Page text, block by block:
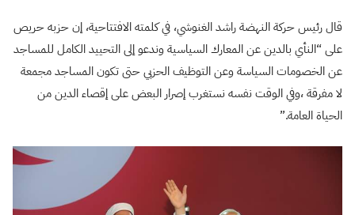
قال رئيس حركةالنهضة راشد الغنوشي، في كلمته الافتتاحية، إن حزبه حريص
على“النأي بالدين عن المعارك السياسية وندعو إلى التحييد الكامل للمساجد
عن الخصومات السياسة وعن التوظيف الحزبي حتى تكون المساجد مجمعة
لا مفرقة،وفي الوقت نفسه نستغرب إصرار البعض على إقصاء الدين من
الحياة العامة.”